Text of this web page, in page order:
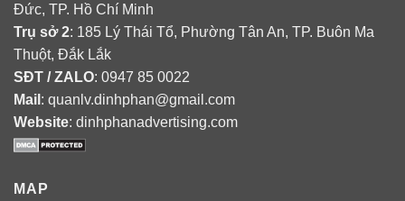
Đức, TP. Hồ Chí Minh
Trụ sở 2: 185 Lý Thái Tổ, Phường Tân An, TP. Buôn Ma
Thuột, Đắk Lắk
SĐT / ZALO: 0947 85 0022
Mail : quanlv.dinhphan@gmail.com
Website: dinhphanadvertising.com
MAP